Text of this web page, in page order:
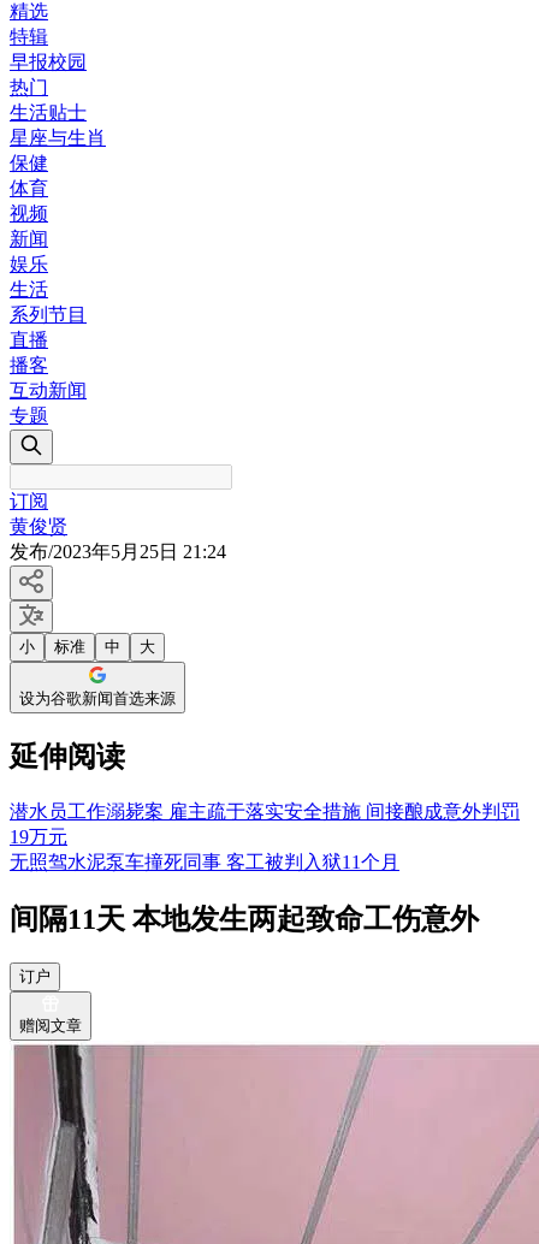
精选
特辑
早报校园
热门
生活贴士
星座与生肖
保健
体育
视频
新闻
娱乐
生活
系列节目
直播
播客
互动新闻
专题
订阅
黄俊贤
发布/2023年5月25日 21:24
小 标准 中 大
设为谷歌新闻首选来源
延伸阅读
潜水员工作溺毙案 雇主疏于落实安全措施 间接酿成意外判罚
19万元
无照驾水泥泵车撞死同事 客工被判入狱11个月
间隔11天 本地发生两起致命工伤意外
订户
赠阅文章